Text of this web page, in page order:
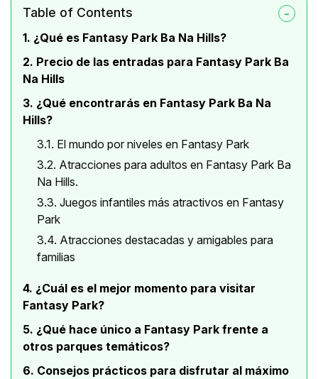
Table of Contents
1. ¿Qué es Fantasy Park Ba Na Hills?
2. Precio de las entradas para Fantasy Park Ba
Na Hills
3. ¿Qué encontrarás en Fantasy Park Ba Na
Hills?
3.1. El mundo por niveles en Fantasy Park
3.2. Atracciones para adultos en Fantasy Park Ba
Na Hills.
3.3. Juegos infantiles más atractivos en Fantasy
Park
3.4. Atracciones destacadas y amigables para
familias
4. ¿Cuál es el mejor momento para visitar
Fantasy Park?
5. ¿Qué hace único a Fantasy Park frente a
otros parques temáticos?
6. Consejos prácticos para disfrutar al máximo